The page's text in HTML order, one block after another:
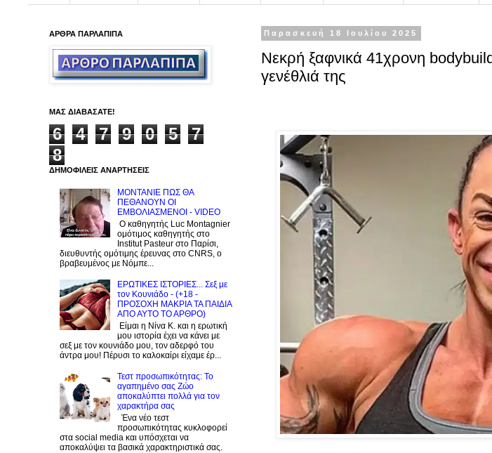
Παρασκευή 18 Ιουλίου 2025
Nεκρή ξαφνικά 41χρονη
γενέθλιά της
ΑΡΘΡΑ ΠΑΡΛΑΠΙΠΑ
ΜΑΣ ΔΙΑΒΑΣΑΤΕ!
6 4 7 9 0 5
7
8
ΔΗΜΟΦΙΛΕΙΣ ΑΝΑΡΤΗΣΕΙΣ
ΜΟΝΤΑΝΙΕ ΠΩΣ ΘΑ
ΠΕΘΑΝΟΥΝ ΟΙ
ΕΜΒΟΛΙΑΣΜΕΝΟΙ - VIDEO
Ο καθηγητής Luc Montagnier
ομότιμος καθηγητής στο
Institut Pasteur στο Παρίσι,
διευθυντής ομότιμης έρευνας στο CNRS, o
βραβευμένος με Νόμπε...
ΕΡΩΤΙΚΕΣ ΙΣΤΟΡΙΕΣ... Σεξ με
τον Kουνιάδο - (+18 -
ΠΡΟΣΟΧΗ ΜΑΚΡΙΑ ΤΑ ΠΑΙΔΙΑ
ΑΠΟ ΑΥΤΟ ΤΟ ΑΡΘΡΟ)
Είμαι η Νίνα Κ. και η ερωτική
μου ιστορία έχει να κάνει με
σεξ με τον κουνιάδο μου, τον αδερφό του
άντρα μου! Πέρυσι το καλοκαίρι είχαμε έρ...
Τεστ προσωπικότητας: Το
αγαπημένο σας Zώο
αποκαλύπτει πολλά για τον
χαρακτήρα σας
Ένα νέο τεστ
προσωπικότητας κυκλοφορεί
στα social media και υπόσχεται να
αποκαλύψει τα βασικά χαρακτηριστικά σας.